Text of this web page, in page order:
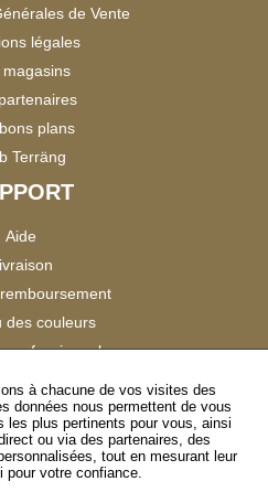
de Vente
légales
magasins
plans
Terräng
Aide
des couleurs
professionnels
Clients
NOUS
à chacune de vos visites des
données nous permettent de vous
les plus pertinents pour vous, ainsi
ou via des partenaires, des
tout en mesurant leur
votre confiance.